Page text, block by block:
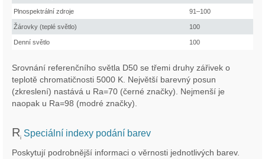
Plnospektrální zdroje 91–100
Žárovky (teplé světlo) 100
Denní světlo 100
Srovnání referenčního světla D50 se třemi druhy zářivek o
teplotě chromatičnosti 5000 K. Největší barevný posun
(zkreslení) nastává u Ra=70 (černé značky). Nejmenší je
naopak u Ra=98 (modré značky).
Ri Speciální indexy podání barev
Poskytují podrobnější informaci o věrnosti jednotlivých barev.